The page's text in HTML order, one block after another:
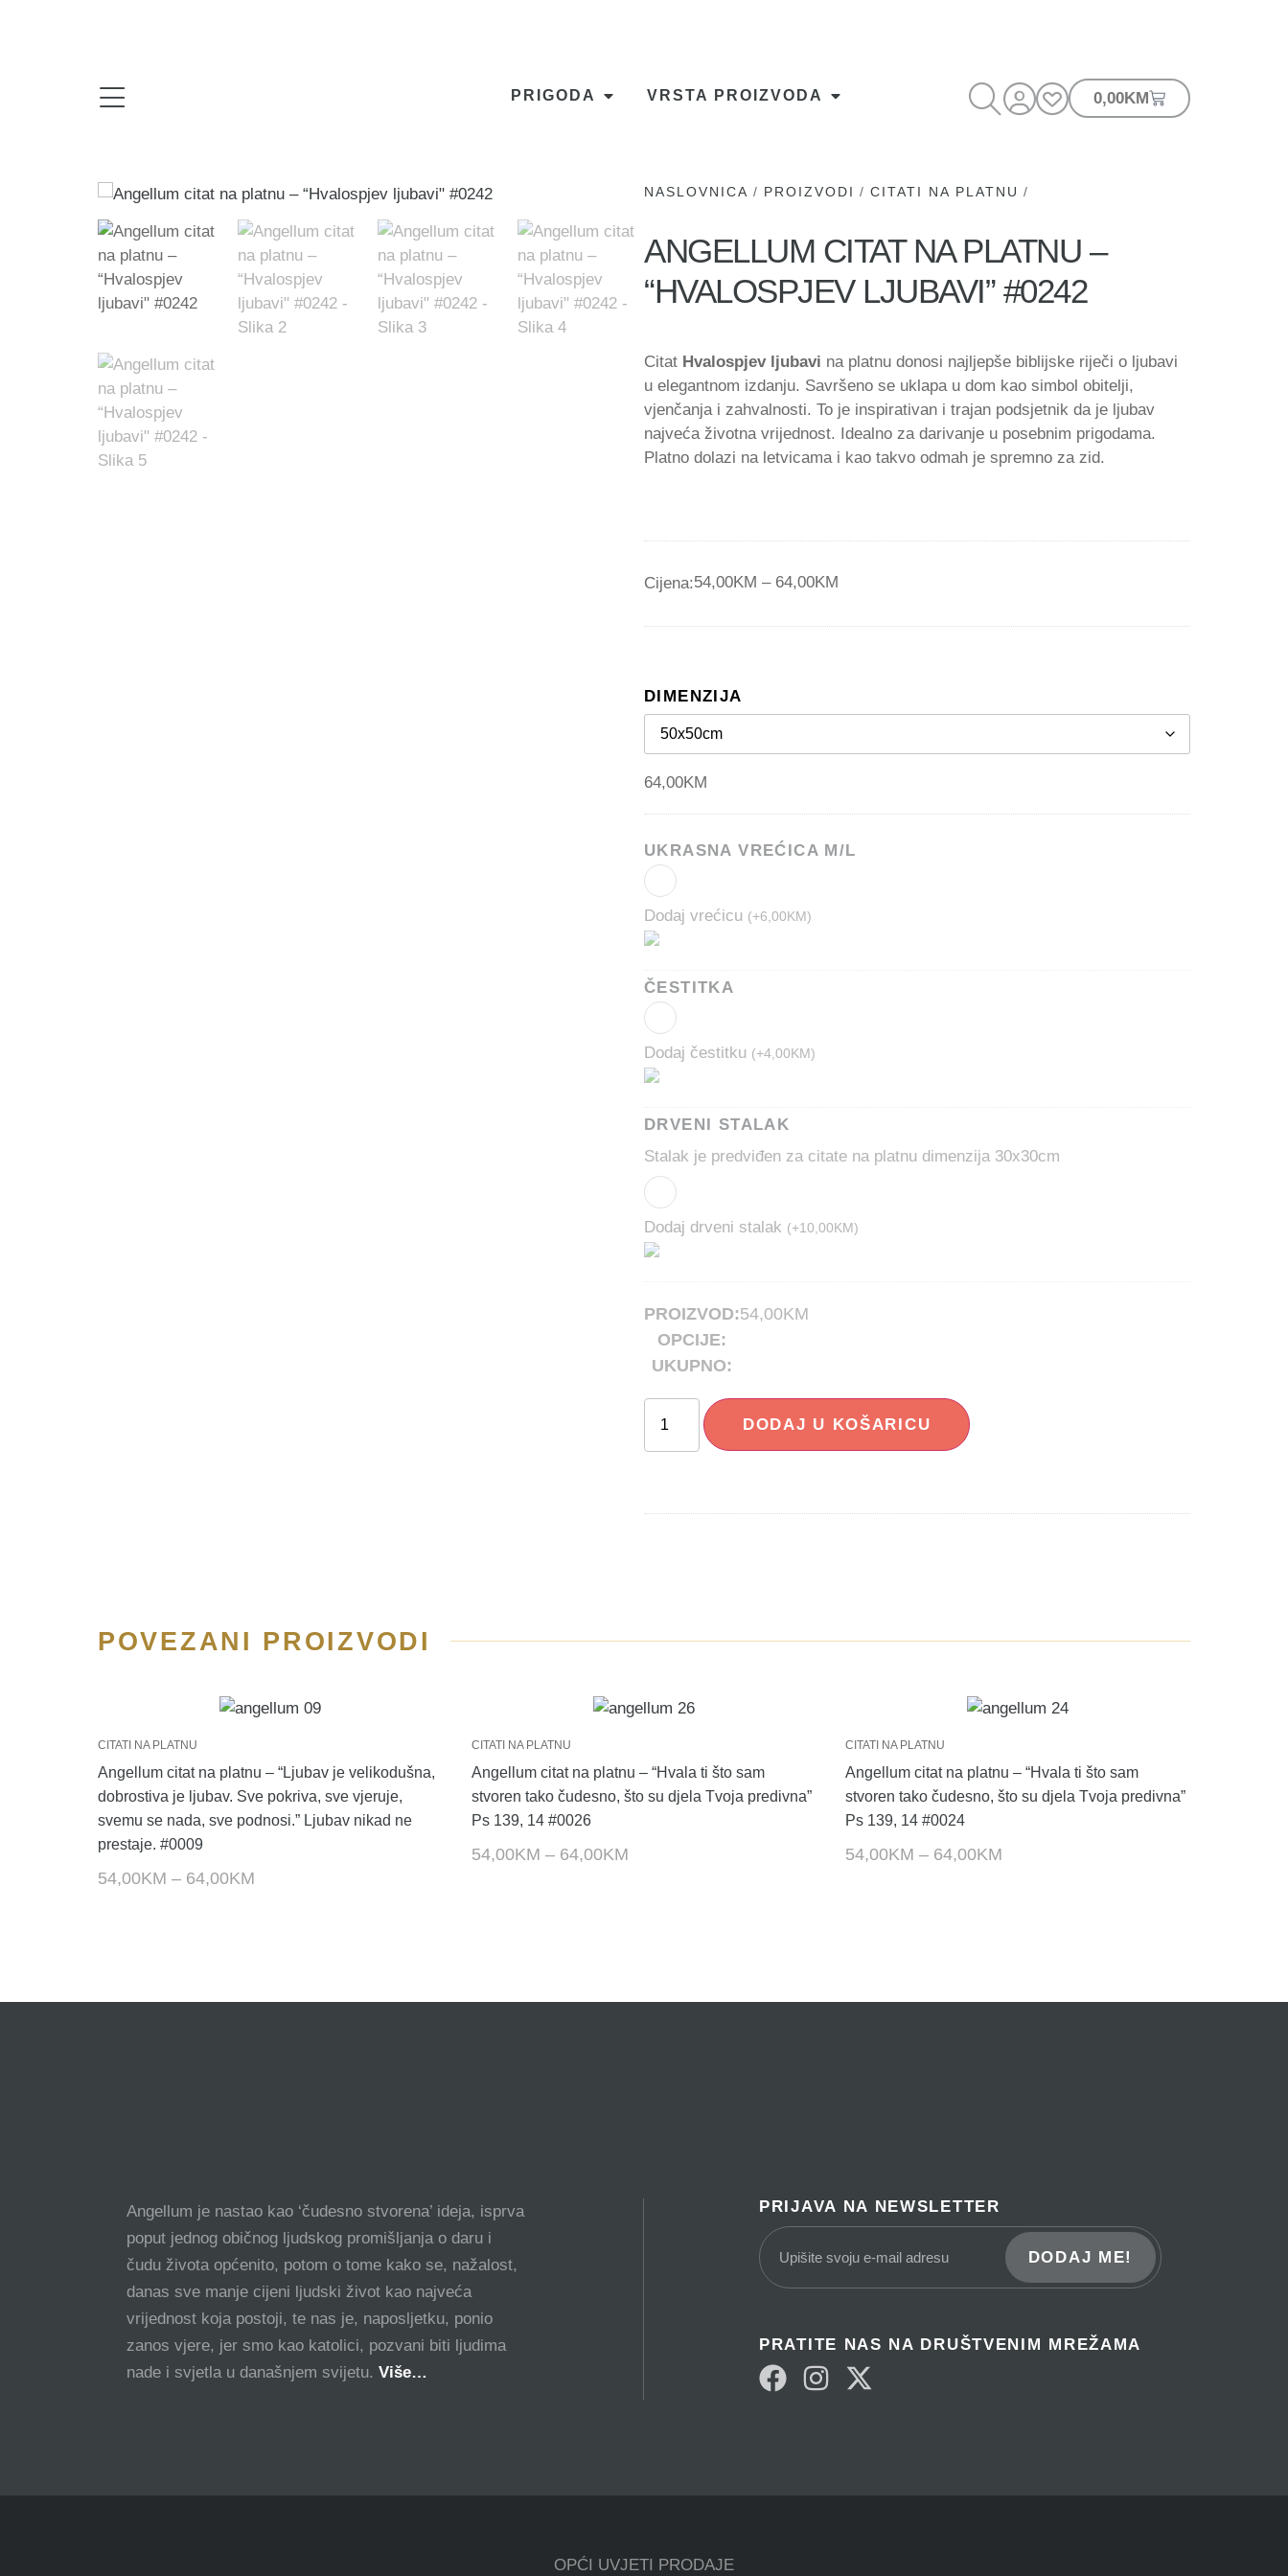
PRIGODA VRSTA PROIZVODA 0,00KM
NASLOVNICA / PROIZVODI / CITATI NA PLATNU /
ANGELLUM CITAT NA PLATNU –
“HVALOSPJEV LJUBAVI” #0242
Citat Hvalospjev ljubavi na platnu donosi najljepše biblijske riječi o ljubavi
u elegantnom izdanju. Savršeno se uklapa u dom kao simbol obitelji,
vjenčanja i zahvalnosti. To je inspirativan i trajan podsjetnik da je ljubav
najveća životna vrijednost. Idealno za darivanje u posebnim prigodama.
Platno dolazi na letvicama i kao takvo odmah je spremno za zid.
Cijena:54,00KM – 64,00KM
DIMENZIJA
64,00KM
UKRASNA VREĆICA M/L
Dodaj vrećicu (+6,00 KM)
ČESTITKA
Dodaj čestitku (+4,00 KM)
DRVENI STALAK
Stalak je predviđen za citate na platnu dimenzija 30x30cm
Dodaj drveni stalak (+10,00 KM)
PROIZVOD:54,00KM
OPCIJE:
UKUPNO:
DODAJ U KOŠARICU
POVEZANI PROIZVODI
CITATI NA PLATNU
Angellum citat na platnu – “Ljubav je velikodušna,
dobrostiva je ljubav. Sve pokriva, sve vjeruje,
svemu se nada, sve podnosi.” Ljubav nikad ne
prestaje. #0009
54,00KM – 64,00KM
CITATI NA PLATNU
Angellum citat na platnu – “Hvala ti što sam
stvoren tako čudesno, što su djela Tvoja predivna”
Ps 139, 14 #0026
54,00KM – 64,00KM
CITATI NA PLATNU
Angellum citat na platnu – “Hvala ti što sam
stvoren tako čudesno, što su djela Tvoja predivna”
Ps 139, 14 #0024
54,00KM – 64,00KM
Angellum je nastao kao ‘čudesno stvorena’ ideja, isprva
poput jednog običnog ljudskog promišljanja o daru i
čudu života općenito, potom o tome kako se, nažalost,
danas sve manje cijeni ljudski život kao najveća
vrijednost koja postoji, te nas je, naposljetku, ponio
zanos vjere, jer smo kao katolici, pozvani biti ljudima
nade i svjetla u današnjem svijetu. Više…
PRIJAVA NA NEWSLETTER
DODAJ ME!
PRATITE NAS NA DRUŠTVENIM MREŽAMA
OPĆI UVJETI PRODAJE